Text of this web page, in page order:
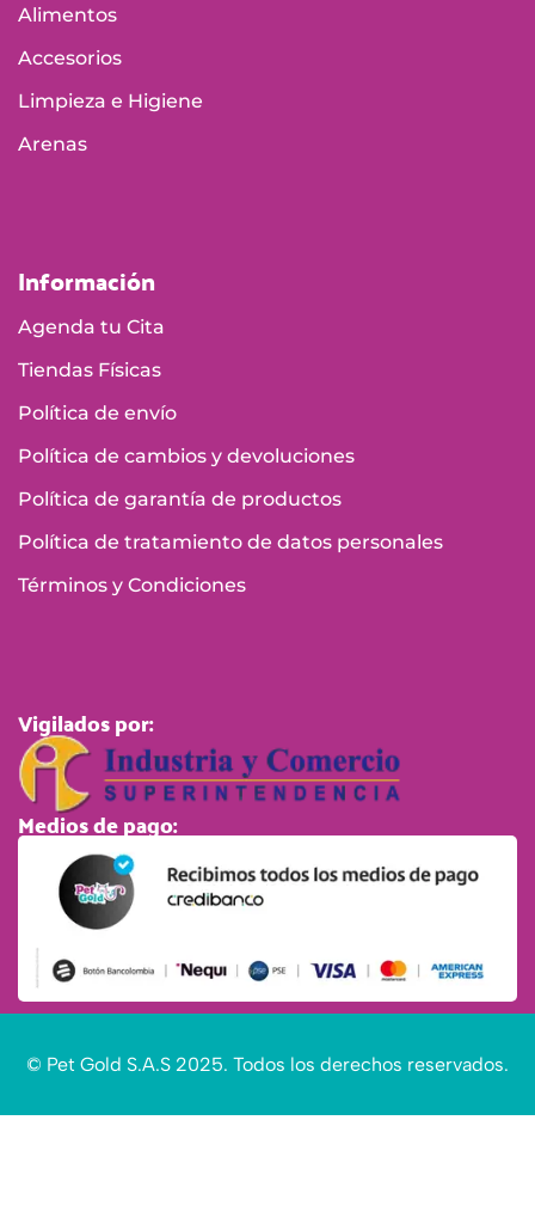
Alimentos
Accesorios
Limpieza e Higiene
Arenas
Información
Agenda tu Cita
Tiendas Físicas
Política de envío
Política de cambios y devoluciones
Política de garantía de productos
Política de tratamiento de datos personales
Términos y Condiciones
Vigilados por:
Medios de pago:
© Pet Gold S.A.S 2025. Todos los derechos reservados.